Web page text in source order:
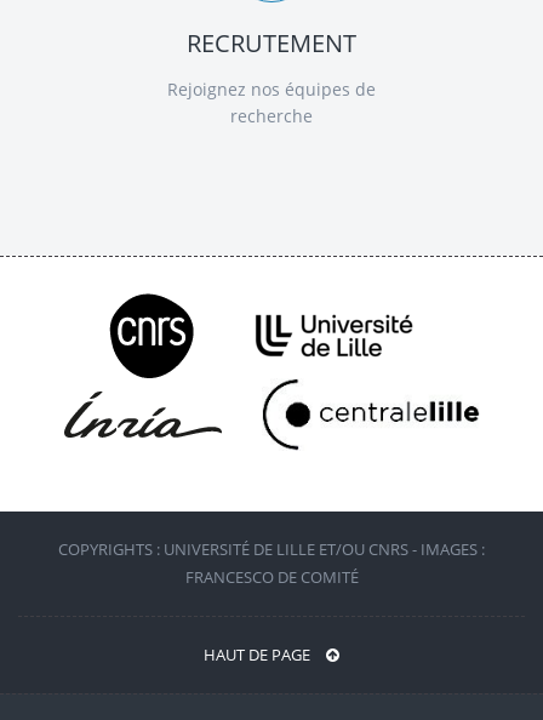
RECRUTEMENT
Rejoignez nos équipes de
recherche
COPYRIGHTS : UNIVERSITÉ DE LILLE ET/OU CNRS - IMAGES :
FRANCESCO DE COMITÉ
HAUT DE PAGE